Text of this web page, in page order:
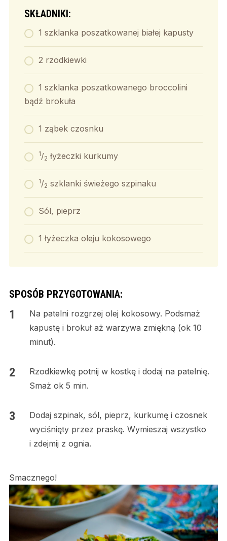
SKŁADNIKI:
1 szklanka poszatkowanej białej kapusty
2 rzodkiewki
1 szklanka poszatkowanego broccolini
bądź brokuła
1 ząbek czosnku
1/2 łyżeczki kurkumy
1/2 szklanki świeżego szpinaku
Sól, pieprz
1 łyżeczka oleju kokosowego
SPOSÓB PRZYGOTOWANIA:
Na patelni rozgrzej olej kokosowy. Podsmaż
kapustę i brokuł aż warzywa zmiękną (ok 10
minut).
Rzodkiewkę potnij w kostkę i dodaj na patelnię.
Smaż ok 5 min.
Dodaj szpinak, sól, pieprz, kurkumę i czosnek
wyciśnięty przez praskę. Wymieszaj wszystko
i zdejmij z ognia.
Smacznego!